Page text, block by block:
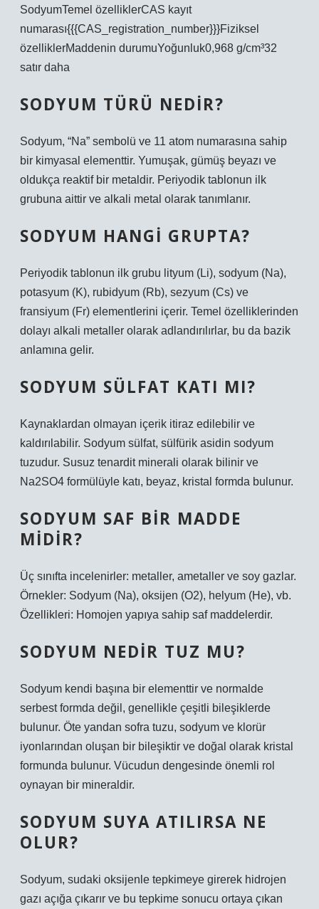
SodyumTemel özelliklerCAS kayıt
numarası{{{CAS_registration_number}}}Fiziksel
özelliklerMaddenin durumuYoğunluk0,968 g/cm³32
satır daha
SODYUM TÜRÜ NEDIR?
Sodyum, “Na” sembolü ve 11 atom numarasına sahip
bir kimyasal elementtir. Yumuşak, gümüş beyazı ve
oldukça reaktif bir metaldir. Periyodik tablonun ilk
grubuna aittir ve alkali metal olarak tanımlanır.
SODYUM HANGI GRUPTA?
Periyodik tablonun ilk grubu lityum (Li), sodyum (Na),
potasyum (K), rubidyum (Rb), sezyum (Cs) ve
fransiyum (Fr) elementlerini içerir. Temel özelliklerinden
dolayı alkali metaller olarak adlandırılırlar, bu da bazik
anlamına gelir.
SODYUM SÜLFAT KATI MI?
Kaynaklardan olmayan içerik itiraz edilebilir ve
kaldırılabilir. Sodyum sülfat, sülfürik asidin sodyum
tuzudur. Susuz tenardit minerali olarak bilinir ve
Na2SO4 formülüyle katı, beyaz, kristal formda bulunur.
SODYUM SAF BIR MADDE
MIDIR?
Üç sınıfta incelenirler: metaller, ametaller ve soy gazlar.
Örnekler: Sodyum (Na), oksijen (O2), helyum (He), vb.
Özellikleri: Homojen yapıya sahip saf maddelerdir.
SODYUM NEDIR TUZ MU?
Sodyum kendi başına bir elementtir ve normalde
serbest formda değil, genellikle çeşitli bileşiklerde
bulunur. Öte yandan sofra tuzu, sodyum ve klorür
iyonlarından oluşan bir bileşiktir ve doğal olarak kristal
formunda bulunur. Vücudun dengesinde önemli rol
oynayan bir mineraldir.
SODYUM SUYA ATILIRSA NE
OLUR?
Sodyum, sudaki oksijenle tepkimeye girerek hidrojen
gazı açığa çıkarır ve bu tepkime sonucu ortaya çıkan